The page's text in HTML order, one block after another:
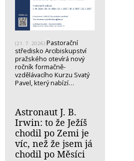
(21. 7. 2026) Pastorační
středisko Arcibiskupství
pražského otevírá nový
ročník formačně-
vzdělávacího Kurzu Svatý
Pavel, který nabízí…
Astronaut J. B.
Irwin: to že Ježíš
chodil po Zemi je
víc, než že jsem já
chodil po Měsíci